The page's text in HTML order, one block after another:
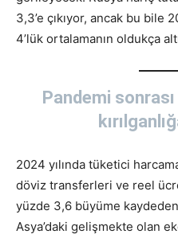
3,3’e çıkıyor, ancak bu bile
4’lük ortalamanın oldukça
Pandemi
2024 yılında tüketici
döviz transferleri ve reel
yüzde 3,6 büyüme
Asya’daki gelişmekte olan